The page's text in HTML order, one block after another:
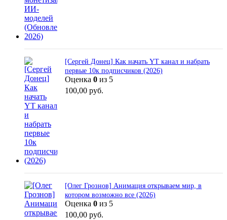
[Сергей Донец] Как начать YT канал и набрать
первые 10к подписчиков (2026)
Оценка 0 из 5
100,00 руб.
[Олег Грознов] Анимация открываем мир, в
котором возможно все (2026)
Оценка 0 из 5
100,00 руб.